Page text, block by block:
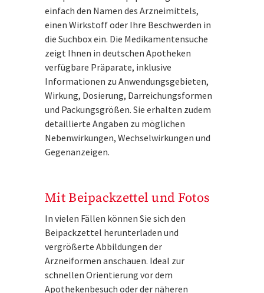
einfach den Namen des Arzneimittels,
einen Wirkstoff oder Ihre Beschwerden in
die Suchbox ein. Die Medikamentensuche
zeigt Ihnen in deutschen Apotheken
verfügbare Präparate, inklusive
Informationen zu Anwendungsgebieten,
Wirkung, Dosierung, Darreichungsformen
und Packungsgrößen. Sie erhalten zudem
detaillierte Angaben zu möglichen
Nebenwirkungen, Wechselwirkungen und
Gegenanzeigen.
Mit Beipackzettel und Fotos
In vielen Fällen können Sie sich den
Beipackzettel herunterladen und
vergrößerte Abbildungen der
Arzneiformen anschauen. Ideal zur
schnellen Orientierung vor dem
Apothekenbesuch oder der näheren